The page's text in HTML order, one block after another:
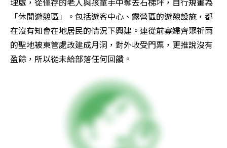
「休閒遊憩區」。包括遊客中心、露營區的遊憩設施，都
在沒有知會在地居民的情況下興建。連從前寡婦齊聚祈雨
的聖地被東管處改建成月洞，對外收受門票，更推說沒有
盈餘，所以從未給部落任何回饋。